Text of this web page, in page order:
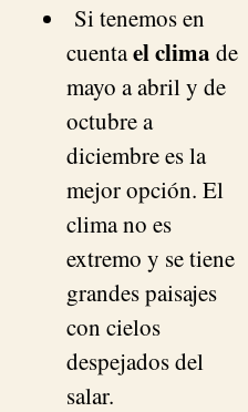
Si tenemos en
cuentael clima de
mayo a abril y de
octubre a
diciembre es la
mejor opción. El
clima no es
extremo y se tiene
grandes paisajes
con cielos
despejados del
salar.